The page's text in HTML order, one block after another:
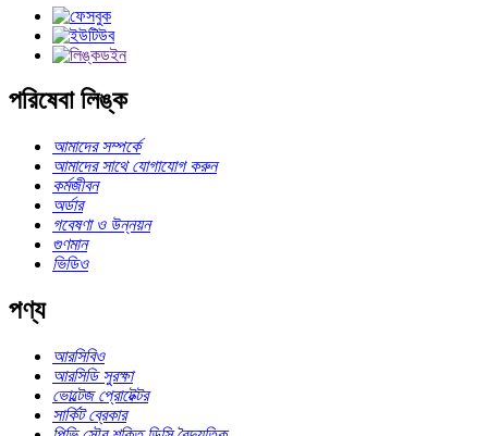
পরিষেবা লিঙ্ক
আমাদের সম্পর্কে
আমাদের সাথে যোগাযোগ করুন
কর্মজীবন
অর্ডার
গবেষণা ও উন্নয়ন
গুণমান
ভিডিও
পণ্য
আরসিবিও
আরসিডি সুরক্ষা
ভোল্টেজ প্রোটেক্টর
সার্কিট ব্রেকার